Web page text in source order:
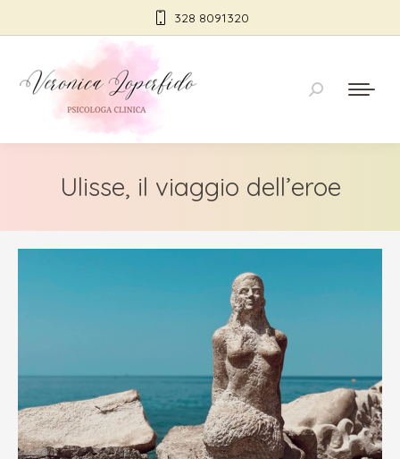
328 8091320
Cerca:
Ulisse, il viaggio dell’eroe